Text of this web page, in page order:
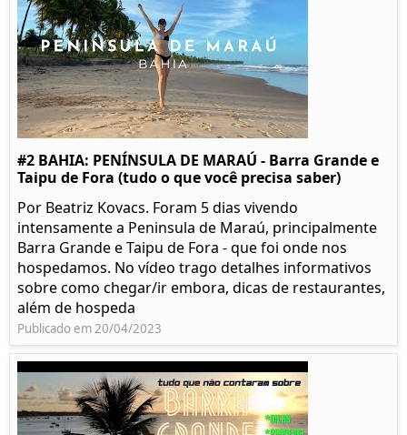
#2 BAHIA: PENÍNSULA DE MARAÚ - Barra Grande e
Taipu de Fora (tudo o que você precisa saber)
Por Beatriz Kovacs. Foram 5 dias vivendo
intensamente a Peninsula de Maraú, principalmente
Barra Grande e Taipu de Fora - que foi onde nos
hospedamos. No vídeo trago detalhes informativos
sobre como chegar/ir embora, dicas de restaurantes,
além de hospeda
Publicado em 20/04/2023